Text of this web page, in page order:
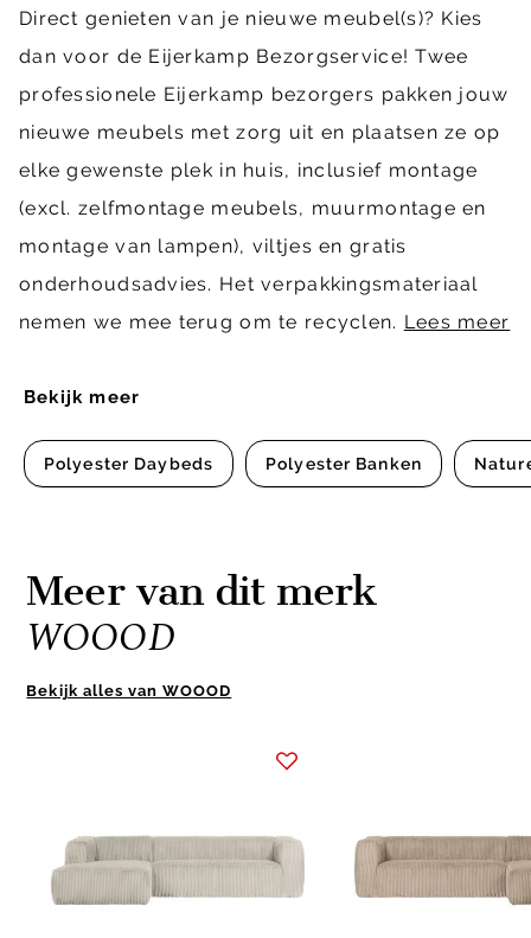
Bekijk meer
Polyester Daybeds Polyester Banken
Direct genieten van je nieuwe meubel(s)? Kies
dan voor de Eijerkamp Bezorgservice! Twee
professionele Eijerkamp bezorgers pakken jouw
nieuwe meubels met zorg uit en plaatsen ze op
elke gewenste plek in huis, inclusief montage
(excl. zelfmontage meubels, muurmontage en
montage van lampen), viltjes en gratis
onderhoudsadvies. Het verpakkingsmateriaal
nemen we mee terug om te recyclen. Lees meer
Meer van dit merk
WOOOD
Bekijk alles van WOOOD